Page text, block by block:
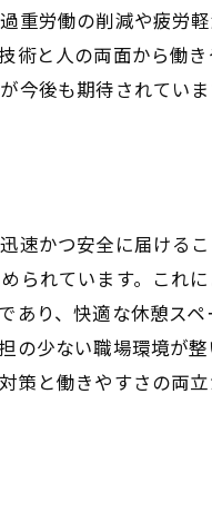
重労働の削減や疲労
と人の両面から働
今後も期待されていま
かつ安全に届ける
れています。これ
り、快適な休憩ス
少ない職場環境が
と働きやすさの両